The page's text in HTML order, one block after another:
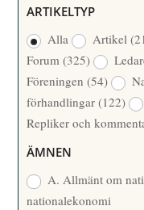
/
Å
R
R
F
A
T
T
A
R
ARTIKELTYP
Alla
Artikel
Forum(325)
Föreningen(54)
förhandlingar(122)
Repliker och
ÄMNEN
A. Allmänt om
nationalekonomi